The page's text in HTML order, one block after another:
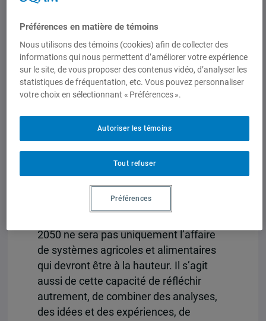
faire, il faut voir tôt. 2050, c’est déjà
centrale : davantage de personnes à
nourrir, d’appétits et de profils
différenciés chez les acteurs qui
rythmeront la marche mondiale, de défis
déployer. Sur ces terrains stratégiques,
les déterminations, les compétitions et
les tensions ne manqueront pas de
s’amplifier. Afin d’aller de l’avant et de
préparer ces lendemains sans qu’ils
déchantent inévitablement, la prise de
2050 ne sera pas uniquement l’affaire
de systèmes agricoles et alimentaires
qui devront être à la hauteur. Il s’agit
aussi de cette capacité de réfléchir
autrement, de combiner des analyses,
des idées et des expériences, de
Préférences en matière de témoins
Nous utilisons des témoins (cookies) afin de collecter des
informations qui nous permettent d’améliorer votre expérience
sur le site, de vous proposer des contenus vidéo, d’analyser les
statistiques de fréquentation, etc. Vous pouvez personnaliser
votre choix en sélectionnant « Préférences ».
Tout refuser
Autoriser les témoins
Préférences